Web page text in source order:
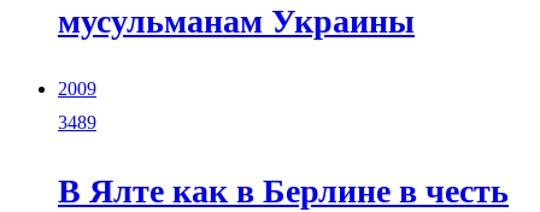
мусульманам Украины
2009
3489
В Ялте как в Берлине в честь